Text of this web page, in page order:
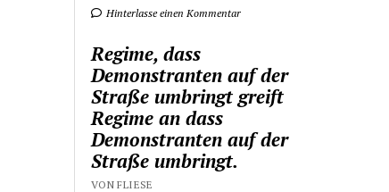
Hinterlasse einen Kommentar
Regime, dass
Demonstranten auf der
Straße umbringt greift
Regime an dass
Demonstranten auf der
Straße umbringt.
VON FLIESE